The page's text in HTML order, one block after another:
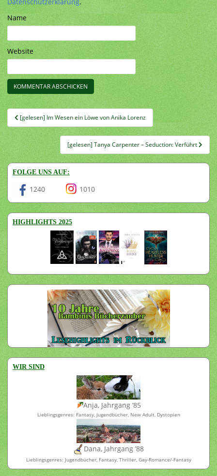
Name
Website
Beitragsnavigation
[gelesen] Im Wesen ein Löwe von Anika Lorenz
[gelesen] Tanya Carpenter – Seduction: Verführt
FOLGE UNS AUF:
1240 1010
HIGHLIGHTS 2025
WIR SIND
Anja, Jahrgang ’85
Lieblingsgenres: Fantasy, Jugendbücher, New Adult, Dystopien
Dana, Jahrgang ’88
Lieblingsgenres: Jugendbücher, Fantasy, Thriller, Gay-Romance/-Fantasy